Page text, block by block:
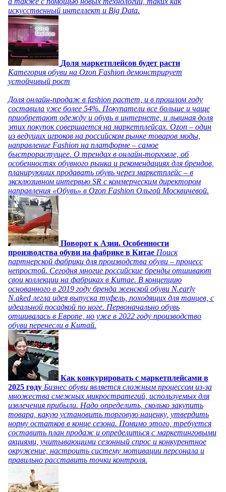
искусственный интеллект и Big Data.
Доля маркетплейсов будет расти
Категория обуви на Ozon Fashion демонстрирует
устойчивый рост
Доля онлайн-продаж в fashion растет, и в прошлом году
составила уже более 54%. Покупатели все больше и чаще
приобретают одежду и обувь в интернете, и львиная доля
этих покупок совершается на маркетплейсах. Ozon – один
из ведущих игроков на российском рынке товаров моды,
направление Fashion на платформе – самое
быстрорастущее. О трендах в онлайн-торговле, об
особенностях обувного рынка и рекомендациях для брендов,
планирующих продавать обувь через маркетплейс – в
эксклюзивном интервью SR с коммерческим директором
направления «Обувь» в Ozon Fashion Ольгой Москвичевой.
Поворот к Азии. Особенности
производства обуви на фабрике в Китае Поиск
партнерской фабрики для производства обуви – процесс
непростой. Сегодня многие российские бренды отшивают
свои коллекции на фабриках в Китае. В концепцию
основанного в 2019 году бренда женской обуви N.early
N.aked легла идея выпуска туфель, походящих для танцев, с
идеальной посадкой по ноге. Первоначально обувь
отшивалась в Европе, но уже в 2022 году производство
обуви перенесли в Китай.
Как конкурировать с маркетплейсами в
2025 году Бизнес обуви является сложным процессом из-за
множества смежных микростратегий, используемых для
извлечения прибыли. Надо определить, сколько закупить
товара, какую установить торговую наценку, утвердить
норму остатков в конце сезона. Помимо этого, требуется
составить план продаж и определиться с маркетинговыми
акциями, учитывающими сезонный спрос и конкурентное
окружение, настроить систему мотивации персонала и
правильно расставить точки контроля.